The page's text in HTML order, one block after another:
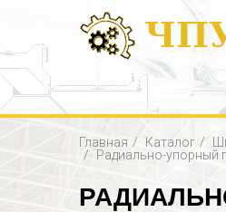
Главная Каталог
Радиально-упорный